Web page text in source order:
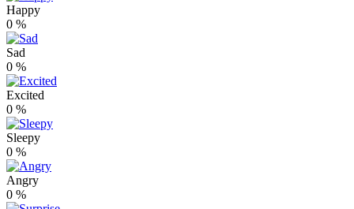
Happy
0 %
Sad
0 %
Excited
0 %
Sleepy
0 %
Angry
0 %